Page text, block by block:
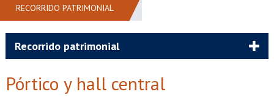
FACULTAD
PREGRADO
RECORRIDO PATRIMONIAL
Recorrido patrimonial
Pórtico y hall central